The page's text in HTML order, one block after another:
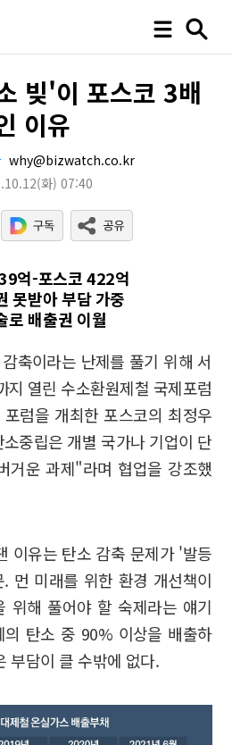
빚'이 포스코 3배
이유
why@bizwatch.co.kr
(화) 07:40
억-포스코 422억
못받아 부담 가중
로 배출권 이월
축이라는 난제를 풀기 위해 서
지 열린 수소환원제철 국제포럼
럼을 개최한 포스코의 최정우
중립은 개별 국가나 기업이 단
거운 과제"라며 협업을 강조했
이유는 탄소 감축 문제가 '발등
먼 미래를 위한 환경 개선책이
위해 풀어야 할 숙제라는 얘기
탄소 중 90% 이상을 배출하
부담이 클 수밖에 없다.